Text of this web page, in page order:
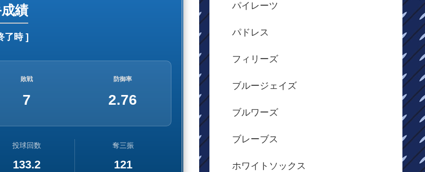
績
了時]
敗戦
7
防御率
2.76
投球回数
133.2
奪三振
121
パイレーツ
パドレス
フィリーズ
ブルージェイズ
ブルワーズ
ブレーブス
ホワイトソックス